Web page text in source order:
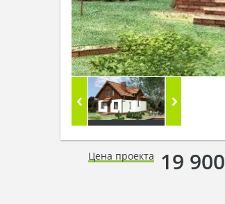
Цена проекта 19 900